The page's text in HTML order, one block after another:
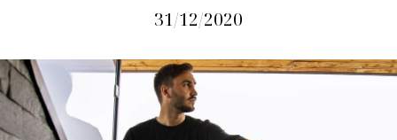
31/12/2020